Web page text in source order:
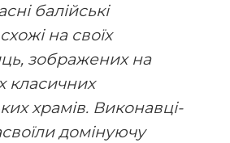
балійські
на своїх
зображених на
класичних
храмів. Виконавці-
домінуючу